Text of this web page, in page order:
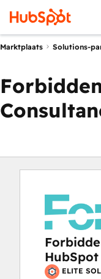
Marktplaats Solutions-
ELITE